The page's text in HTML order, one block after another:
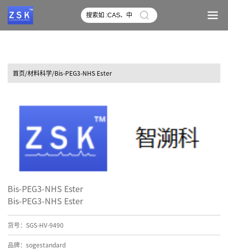
首页/材料科学/Bis-PEG3-NHS Ester
Bis-PEG3-NHS Ester
Bis-PEG3-NHS Ester
货号：SGS-HV-9490
品牌：sogestandard